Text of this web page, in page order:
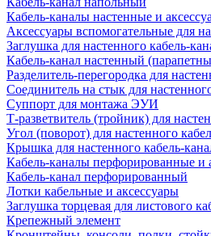
Кабель-каналы настенные и
Аксессуары вспомогательные для
Заглушка для настенного кабель-
Кабель-канал настенный
Разделитель-перегородка для
Соединитель на стык для
Суппорт для монтажа ЭУИ
Т-разветвитель (тройник) для
Угол (поворот) для настенного
Крышка для настенного кабель-
Кабель-каналы перфорированные и
Кабель-канал перфорированный
Лотки кабельные и аксессуары
Заглушка торцевая для листового
Крепежный элемент